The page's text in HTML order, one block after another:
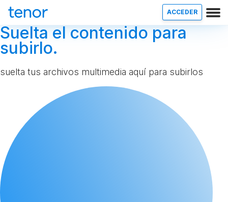
ACCEDER
Suelta el contenido para
subirlo.
suelta tus archivos multimedia aquí para subirlos